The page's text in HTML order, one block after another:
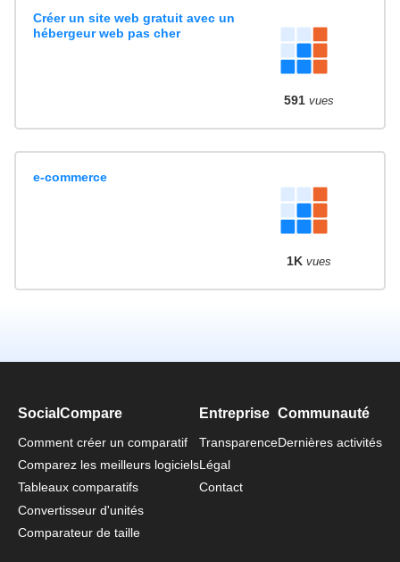
Créer un site web gratuit avec un
hébergeur web pas cher
591 vues
e-commerce
1K vues
SocialCompare
Comment créer un comparatif
Comparez les meilleurs logiciels
Tableaux comparatifs
Convertisseur d'unités
Comparateur de taille
Entreprise
Transparence
Légal
Contact
Communauté
Dernières activités